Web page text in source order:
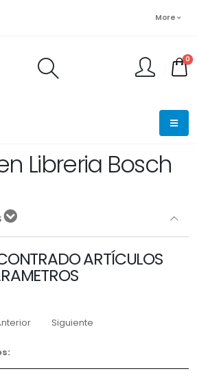
More
0
Libreria Bosch
ARTÍCULOS
Siguiente